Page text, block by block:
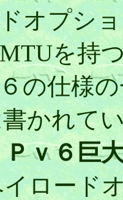
オプシ
を持
の仕様
書かれて
Ｐｖ６巨
ロード